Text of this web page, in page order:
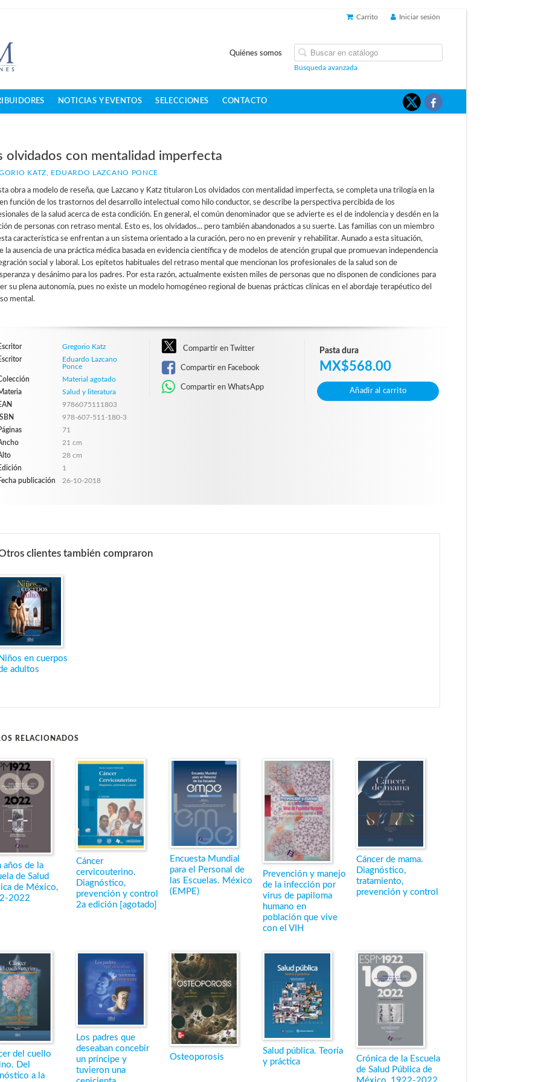
Carrito Iniciar sesión
Búsqueda avanzada
Quiénes somos
NOTICIAS Y EVENTOS SELECCIONES CONTACTO
olvidados con mentalidad imperfecta
KATZ EDUARDO LAZCANO PONCE
obra a modelo de reseña, que Lazcano y Katz titularon Los olvidados con mentalidad imperfecta, se completa una trilogía en la
función de los trastornos del desarrollo intelectual como hilo conductor, se describe la perspectiva percibida de los
de la salud acerca de esta condición. En general, el común denominador que se advierte es el de indolencia y desdén en la
de personas con retraso mental. Esto es, los olvidados... pero también abandonados a su suerte. Las familias con un miembro
característica se enfrentan a un sistema orientado a la curación, pero no en prevenir y rehabilitar. Aunado a esta situación,
la ausencia de una práctica médica basada en evidencia científica y de modelos de atención grupal que promuevan independencia
social y laboral. Los epítetos habituales del retraso mental que mencionan los profesionales de la salud son de
y desánimo para los padres. Por esta razón, actualmente existen miles de personas que no disponen de condiciones para
su plena autonomía, pues no existe un modelo homogéneo regional de buenas prácticas clínicas en el abordaje terapéutico del
mental.
Gregorio Katz
Eduardo Lazcano
Ponce
Material agotado
Salud y literatura
9786075111803
978-607-511-180-3
71
21 cm
28 cm
1
publicación
26-10-2018
Compartir en Twitter
Compartir en Facebook
Compartir en WhatsApp
Pasta dura
MX$568.00
Añadir al carrito
clientes también compraron
en cuerpos
adultos
RELACIONADOS
años de la
de Salud
de México,
2022
Cáncer
cervicouterino.
Diagnóstico,
prevención y control
2a edición [agotado]
Encuesta Mundial
para el Personal de
las Escuelas. México
(EMPE)
Prevención y manejo
de la infección por
virus de papiloma
humano en
población que vive
con el VIH
Cáncer de mama.
Diagnóstico,
tratamiento,
prevención y control
del cuello
Del
a la
Los padres que
deseaban concebir
un príncipe y
tuvieron una
Osteoporosis
Salud pública. Teoría
y práctica
Crónica de la Escuela
de Salud Pública de